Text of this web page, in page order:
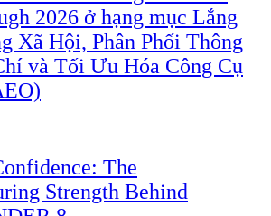
2026 ở hạng mục Lắng
Xã Hội, Phân Phối Thông
và Tối Ưu Hóa Công Cụ
The
Strength Behind